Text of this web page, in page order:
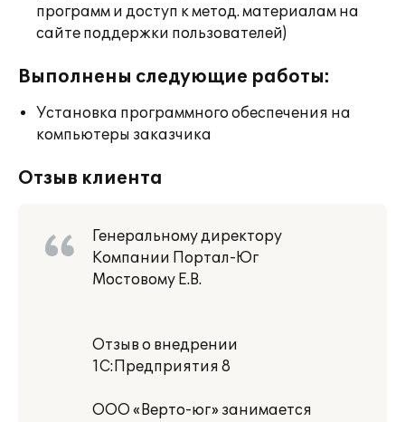
программ и доступ к метод. материалам на
сайте поддержки пользователей)
Выполнены следующие работы:
Установка программного обеспечения на
компьютеры заказчика
Отзыв клиента
Генеральному директору
Компании Портал-Юг
Мостовому Е.В.
Отзыв о внедрении
1С:Предприятия 8
ООО «Верто-юг» занимается